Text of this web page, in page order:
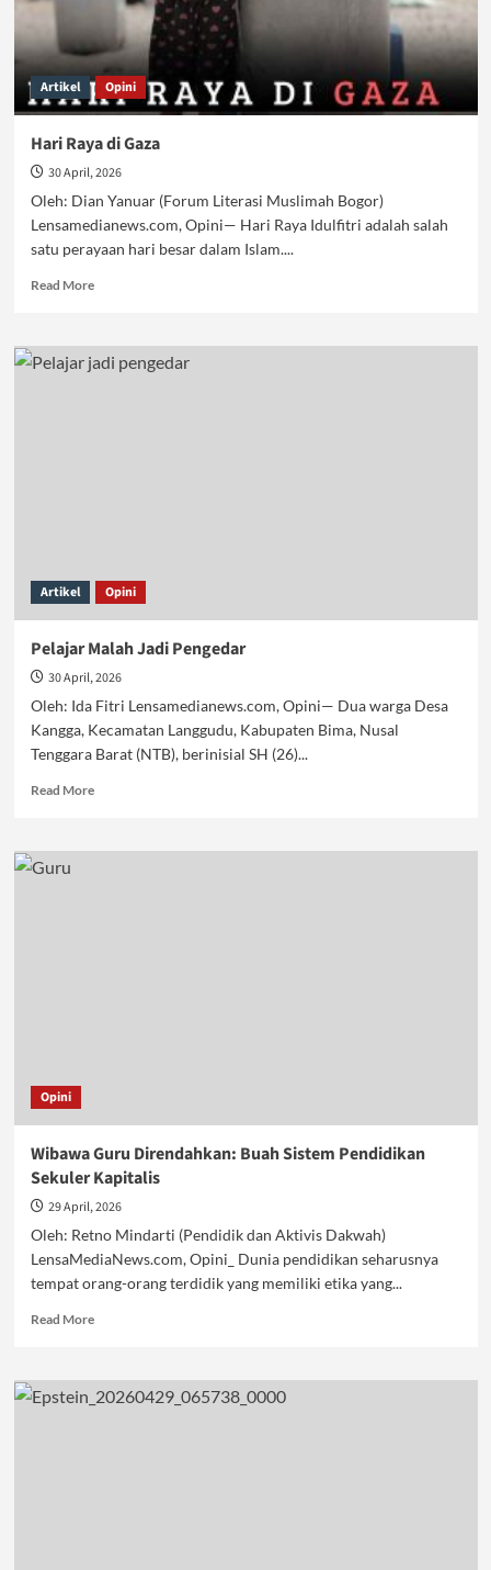
Artikel Opini
Hari Raya di Gaza
30 April, 2026
Oleh: Dian Yanuar (Forum Literasi Muslimah Bogor)
Lensamedianews.com, Opini— Hari Raya Idulfitri adalah salah
satu perayaan hari besar dalam Islam....
Read MoreRead
Hari
Raya
Artikel Opini
Pelajar Malah Jadi Pengedar
30 April, 2026
Oleh: Ida Fitri Lensamedianews.com, Opini— Dua warga Desa
Kangga, Kecamatan Langgudu, Kabupaten Bima, Nusal
Tenggara Barat (NTB), berinisial SH (26)...
Read MoreRead
Pelajar
Opini
Wibawa Guru Direndahkan: Buah Sistem Pendidikan
Sekuler Kapitalis
29 April, 2026
Oleh: Retno Mindarti (Pendidik dan Aktivis Dakwah)
LensaMediaNews.com, Opini_ Dunia pendidikan seharusnya
tempat orang-orang terdidik yang memiliki etika yang...
Read MoreRead
Wibawa
Guru